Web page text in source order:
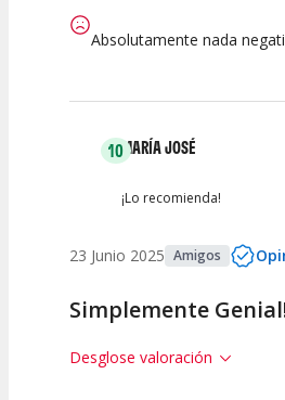
Absolutamente nada
10MARÍA JOSÉ
¡Lo recomienda!
23 Junio 2025 Amigos
Simplemente
Desglose valoración